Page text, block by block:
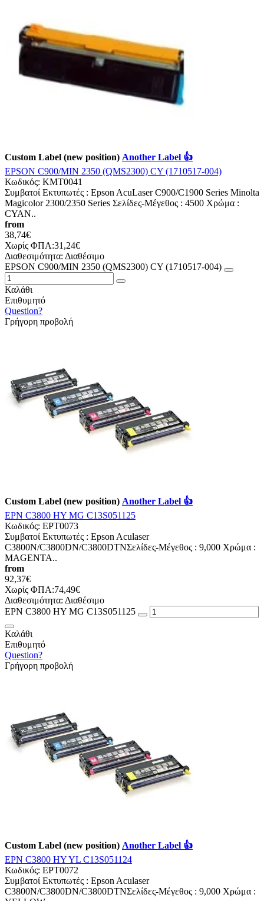
Custom Label (new position) Another Label 👍
EPSON C900/MIN 2350 (QMS2300) CY (1710517-004)
Κωδικός: KMT0041
Συμβατοί Εκτυπωτές : Epson AcuLaser C900/C1900 Series Minolta
Magicolor 2300/2350 Series Σελίδες-Mέγεθος : 4500 Χρώμα :
CYAN..
from
38,74€
Χωρίς ΦΠΑ:31,24€
Διαθεσιμότητα: Διαθέσιμο
EPSON C900/MIN 2350 (QMS2300) CY (1710517-004)
Καλάθι
Επιθυμητό
Question?
Γρήγορη προβολή
Custom Label (new position) Another Label 👍
EPN C3800 HY MG C13S051125
Κωδικός: EPT0073
Συμβατοί Εκτυπωτές : Epson Aculaser
C3800N/C3800DN/C3800DTNΣελίδες-Mέγεθος : 9,000 Χρώμα :
MAGENTA..
from
92,37€
Χωρίς ΦΠΑ:74,49€
Διαθεσιμότητα: Διαθέσιμο
EPN C3800 HY MG C13S051125
Καλάθι
Επιθυμητό
Question?
Γρήγορη προβολή
Custom Label (new position) Another Label 👍
EPN C3800 HY YL C13S051124
Κωδικός: EPT0072
Συμβατοί Εκτυπωτές : Epson Aculaser
C3800N/C3800DN/C3800DTNΣελίδες-Mέγεθος : 9,000 Χρώμα :